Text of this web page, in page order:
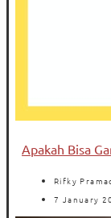
Apakah Bisa
Rifky
7 January